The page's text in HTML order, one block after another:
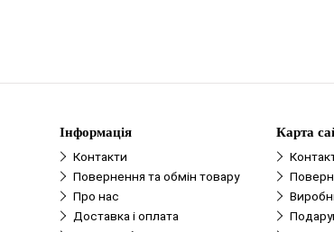
Інформація
Контакти
Повернення та обмін товару
Про нас
Доставка і оплата
Карта